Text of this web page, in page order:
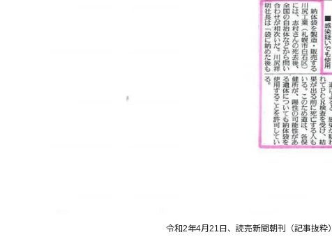
令和2年4月21日、読売新聞朝刊（記事抜粋）